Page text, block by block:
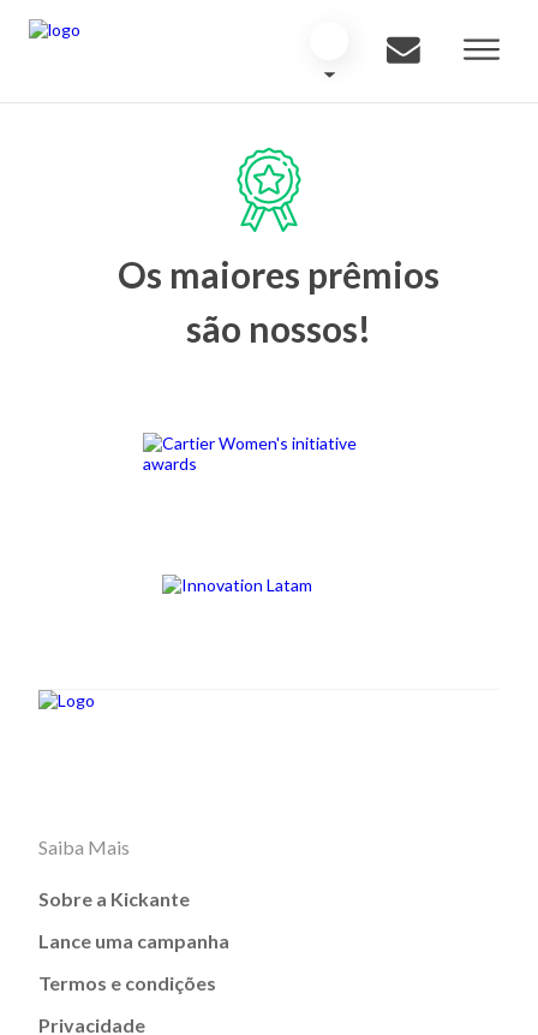
Os maiores prêmios
são nossos!
Saiba Mais
Sobre a Kickante
Lance uma campanha
Termos e condições
Privacidade